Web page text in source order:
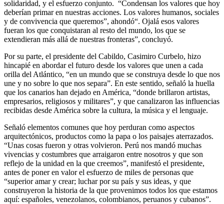
solidaridad, y el esfuerzo conjunto. “Condensan los valores que hoy
deberían primar en nuestras acciones. Los valores humanos, sociales
y de convivencia que queremos”, ahondó“. Ojalá esos valores
fueran los que conquistaran al resto del mundo, los que se
extendieran más allá de nuestras fronteras”, concluyó.
Por su parte, el presidente del Cabildo, Casimiro Curbelo, hizo
hincapié en abordar el futuro desde los valores que unen a cada
orilla del Atlántico, “en un mundo que se construya desde lo que nos
une y no sobre lo que nos separa”. En este sentido, señaló la huella
que los canarios han dejado en América, “donde brillaron artistas,
empresarios, religiosos y militares”, y que canalizaron las influencias
recibidas desde América sobre la cultura, la música y el lenguaje.
Señaló elementos comunes que hoy perduran como aspectos
arquitectónicos, productos como la papa o los paisajes aterrazados.
“Unas cosas fueron y otras volvieron. Perú nos mandó muchas
vivencias y costumbres que arraigaron entre nosotros y que son
reflejo de la unidad en la que creemos”, manifestó el presidente,
antes de poner en valor el esfuerzo de miles de personas que
“superior amar y crear; luchar por su país y sus ideas, y que
construyeron la historia de la que provenimos todos los que estamos
aquí: españoles, venezolanos, colombianos, peruanos y cubanos”.